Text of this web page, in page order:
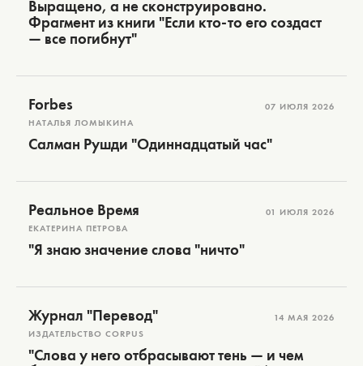
Выращено, а не сконструировано.
Фрагмент из книги "Если кто-то его создаст
— все погибнут"
Forbes
НАТАЛЬЯ ЛОМЫКИНА
07 ИЮЛЯ 2026
Салман Рушди "Одиннадцатый час"
Реальное Время
ЕКАТЕРИНА ПЕТРОВА
01 ИЮЛЯ 2026
"Я знаю значение слова "ничто"
Журнал "Перевод"
ИЗДАТЕЛЬСТВО CORPUS
14 МАЯ 2026
"Слова у него отбрасывают тень — и чем